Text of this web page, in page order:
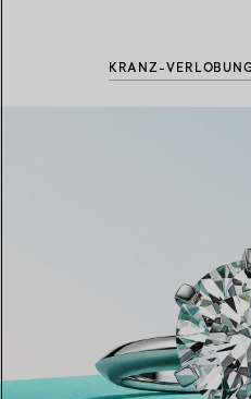
KRANZ-